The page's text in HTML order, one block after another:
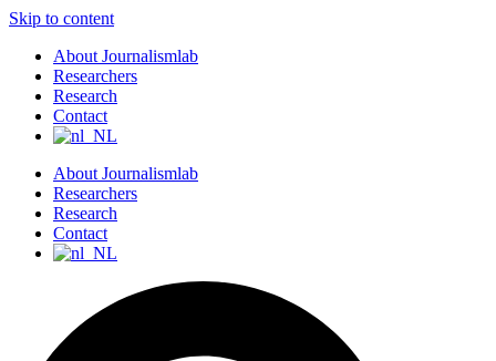
Skip to content
About Journalismlab
Researchers
Research
Contact
About Journalismlab
Researchers
Research
Contact